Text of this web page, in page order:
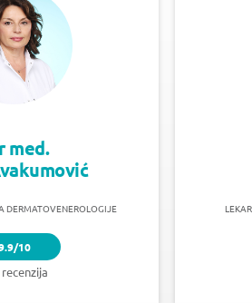
med.
DERMATOVENEROLOGIJE
10